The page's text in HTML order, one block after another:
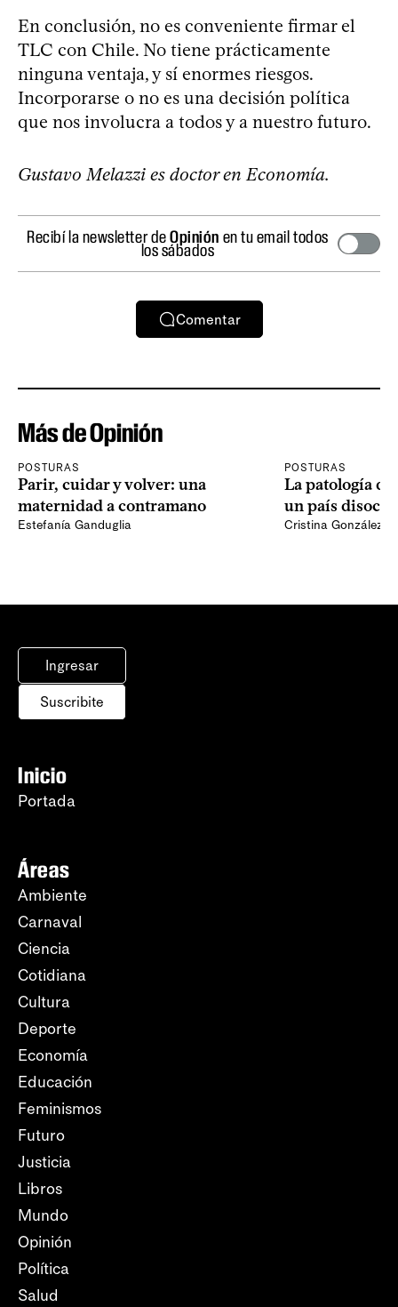
En conclusión, no es conveniente firmar el
TLC con Chile. No tiene prácticamente
ninguna ventaja, y sí enormes riesgos.
Incorporarse o no es una decisión política
que nos involucra a todos y a nuestro futuro.
Gustavo Melazzi es doctor en Economía.
Recibí la newsletter deOpinión en tu email todos
los sábados
Comentar
Más de Opinión
POSTURAS
Parir, cuidar y volver: una
maternidad a contramano
Estefanía Ganduglia
POSTURAS
La patología
un país
Cristina González
Ingresar
Suscribite
Inicio
Portada
Áreas
Ambiente
Carnaval
Ciencia
Cotidiana
Cultura
Deporte
Economía
Educación
Feminismos
Futuro
Justicia
Libros
Mundo
Opinión
Política
Salud